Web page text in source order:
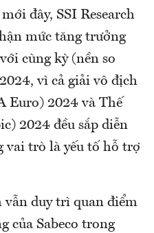
đây, SSI Research
mức tăng trưởng
cùng kỳ (nền so
vì cả giải vô địch
Euro) 2024 và Thế
2024 đều sắp diễn
vai trò là yếu tố hỗ trợ
vẫn duy trì quan điểm
của Sabeco trong